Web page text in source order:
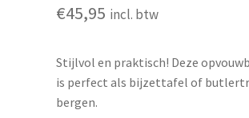
€45,95 incl. btw
Stijlvol en praktisch! Deze
is perfect als bijzettafel of
bergen.